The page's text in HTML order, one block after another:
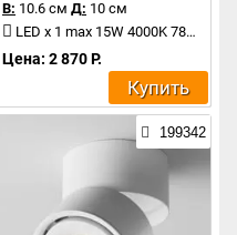
В: 10.6 см Д: 10 см
LED x 1 max 15W 4000K 780Lm
Цена: 2 870 Р.
Купить
199342